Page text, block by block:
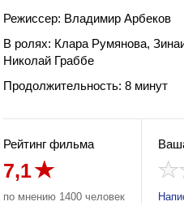
Режиссер: Владимир Арбеков
В ролях: Клара Румянова,
Николай Граббе
Продолжительность: 8 минут
Рейтинг фильма
7,1
по мнению 1400 человек